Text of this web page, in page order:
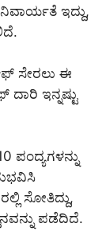
ಇದ್ದು,
ಸೇರಲು ಈ
ದಾರಿ ಇನ್ನಷ್ಟು
ಪಂದ್ಯಗಳನ್ನು
ಸೋತಿದ್ದು,
ಪಡೆದಿದೆ.